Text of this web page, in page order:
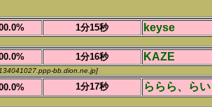
1分15秒 keyse
1分16秒 KAZE
bb.dion.ne.jp]
1分17秒 ららら、らい